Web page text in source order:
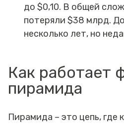
до $0,10. В общей
потеряли $38 млрд.
несколько лет, но
Как работает
пирамида
Пирамида – это цепь, где